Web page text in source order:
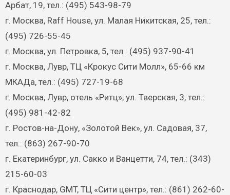
Арбат, 19, тел.: (495) 543-98-79
г. Москва, Raff House, ул. Малая Никитская, 25, тел.:
(495) 726-55-45
г. Москва, ул. Петровка, 5, тел.: (495) 937-90-41
г. Москва, Лувр, ТЦ «Крокус Сити Молл», 65-66 км
МКАДа, тел.: (495) 727-19-68
г. Москва, Лувр, отель «Ритц», ул. Тверская, 3, тел.:
(495) 981-42-82
г. Ростов-на-Дону, «Золотой Век», ул. Садовая, 37,
тел.: (863) 267-90-70
г. Екатеринбург, ул. Сакко и Ванцетти, 74, тел.: (343)
215-60-03
г. Краснодар, GMT, ТЦ «Сити центр», тел.: (861) 262-60-